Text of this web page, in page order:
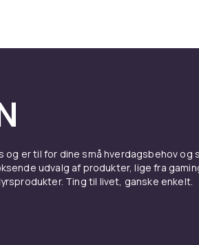
Hvilken type
Deodorant
Deodorant maskerer og
du også brug for beskyttelse
og er til for dine små hverdagsbehov og
udvalg af produkter, lige fra
Ting til livet, ganske enkelt.